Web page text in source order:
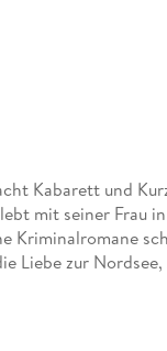
Kabarett und
mit seiner Frau
Kriminalromane
Liebe zur